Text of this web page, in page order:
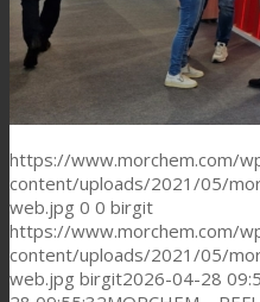
https://www.morchem.com/
content/uploads/2021/05/
web.jpg 0 0 birgit
https://www.morchem.com/
content/uploads/2021/05/
web.jpg birgit2026-04-28